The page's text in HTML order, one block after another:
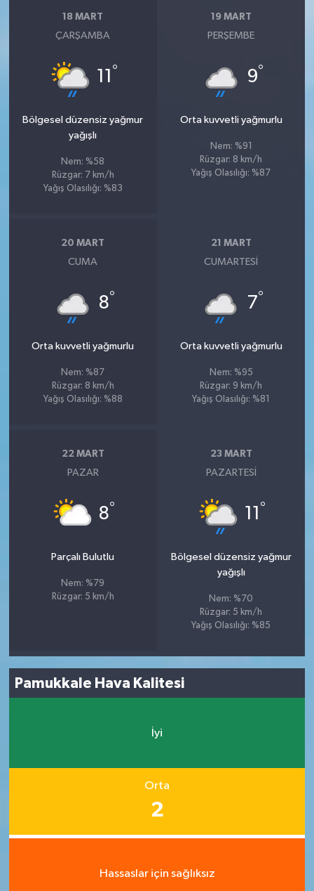
18 MART
ÇARŞAMBA
11 °
Bölgesel düzensiz yağmur
yağışlı
Nem: %58
Rüzgar: 7 km/h
Yağış Olasılığı: %83
19 MART
PERŞEMBE
9°
Orta kuvvetli yağmurlu
Nem: %91
Rüzgar: 8 km/h
Yağış Olasılığı: %87
20 MART
CUMA
8°
Orta kuvvetli yağmurlu
Nem: %87
Rüzgar: 8 km/h
Yağış Olasılığı: %88
21 MART
CUMARTESI
7°
Orta kuvvetli yağmurlu
Nem: %95
Rüzgar: 9 km/h
Yağış Olasılığı: %81
22 MART
PAZAR
8°
Parçalı Bulutlu
Nem: %79
Rüzgar: 5 km/h
23 MART
PAZARTESI
11 °
Bölgesel düzensiz yağmur
yağışlı
Nem: %70
Rüzgar: 5 km/h
Yağış Olasılığı: %85
Pamukkale Hava Kalitesi
İyi
Orta
2
Hassaslar için sağlıksız